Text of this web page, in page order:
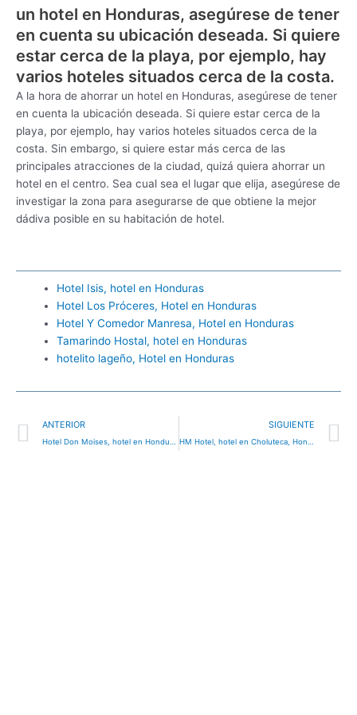
un hotel en Honduras, asegúrese de tener
en cuenta su ubicación deseada. Si quiere
estar cerca de la playa, por ejemplo, hay
varios hoteles situados cerca de la costa.
A la hora de ahorrar un hotel en Honduras, asegúrese de tener
en cuenta la ubicación deseada. Si quiere estar cerca de la
playa, por ejemplo, hay varios hoteles situados cerca de la
costa. Sin embargo, si quiere estar más cerca de las
principales atracciones de la ciudad, quizá quiera ahorrar un
hotel en el centro. Sea cual sea el lugar que elija, asegúrese de
investigar la zona para asegurarse de que obtiene la mejor
dádiva posible en su habitación de hotel.
Hotel Isis, hotel en Honduras
Hotel Los Próceres, Hotel en Honduras
Hotel Y Comedor Manresa, Hotel en Honduras
Tamarindo Hostal, hotel en Honduras
hotelito lageño, Hotel en Honduras
Ant
ANTERIOR
Hotel Don Moises, hotel en Honduras
SIGUIENTE
HM Hotel, hotel en Choluteca, Honduras